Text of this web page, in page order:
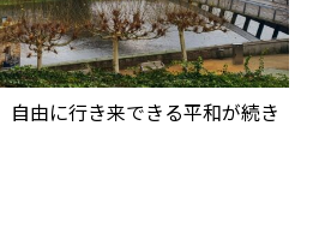
由に行き来できる平和が続き